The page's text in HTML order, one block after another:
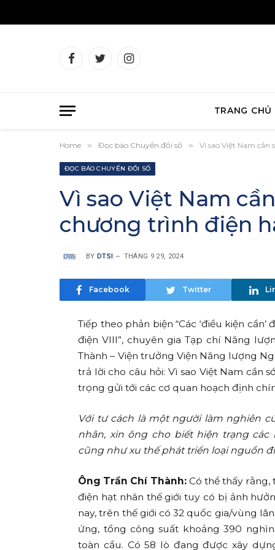
FacebookTwitterInstagram
TRANG CHỦ
Home » Đọc báo Chuyển đổi số » Vì sao Việt Nam
ĐỌC BÁO CHUYỂN ĐỔI SỐ
Vì sao Việt Nam
chương trình điện
BY DTSI THÁNG 9 29, 2024
Facebook Twitter
Tiếp theo phản biện “Các ‘điều kiện
điện VIII”, chuyên gia Tạp chí Năng
Thành – Viện trưởng Viện Năng lượng
trả lời cho câu hỏi: Vì sao Việt Nam cần
trọng gửi tới các cơ quan hoạch định
Với tư cách là một người làm nghiên
nhân, xin ông cho biết hiện trạng
cũng như xu thế phát triển loại nguồn
Ông Trần Chí Thành:Có thể thấy rằng,
điện hạt nhân thế giới tuy có bị ảnh
nay, trên thế giới có 32 quốc gia/vùng
ứng, tổng công suất khoảng 390
toàn cầu. Có 58 lò đang được xây